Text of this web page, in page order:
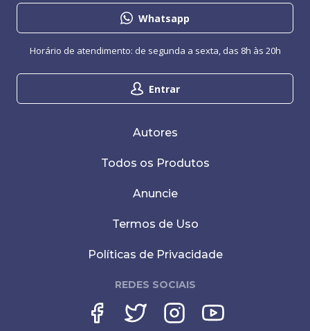
Whatsapp
Entrar
Horário de atendimento: de segunda a sexta, das 8h às 20h
Autores
Todos os Produtos
Anuncie
Termos de Uso
Políticas de Privacidade
REDES SOCIAIS